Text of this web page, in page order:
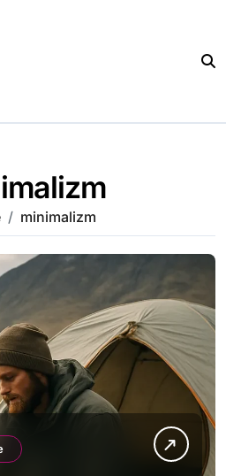
minimalizm